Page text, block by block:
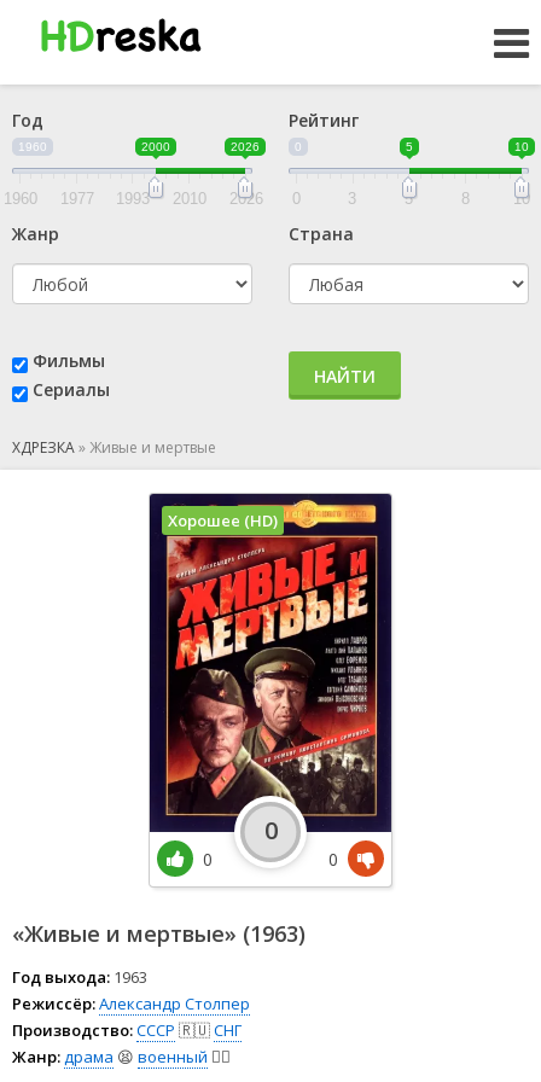
Год
1960 2000 2026
1960 1977 1993 2010 2026
Рейтинг
0 5 10
0 3 5 8 10
Жанр Страна
Фильмы
Сериалы
НАЙТИ
ХДРЕЗКА»Живые и мертвые
«Живые и мертвые» (1963)
Год выхода: 1963
Режиссёр:Александр Столпер
Производство:СССР 🇷🇺СНГ
Жанр:драма 😫 военный 👨‍✈️
Хорошее (HD)
0
0
0